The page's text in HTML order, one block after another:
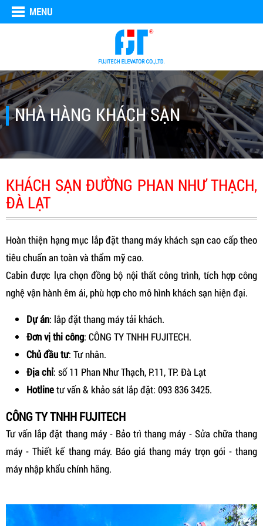
MENU
NHÀ HÀNG KHÁCH SẠN
KHÁCH SẠN ĐƯỜNG PHAN NHƯ THẠCH,
ĐÀ LẠT
Hoàn thiện hạng mục lắp đặt thang máy khách sạn cao cấp theo
tiêu chuẩn an toàn và thẩm mỹ cao.
Cabin được lựa chọn đồng bộ nội thất công trình, tích hợp công
nghệ vận hành êm ái, phù hợp cho mô hình khách sạn hiện đại.
Dự án: lắp đặt thang máy tải khách.
Đơn vị thi công: CÔNG TY TNHH FUJITECH.
Chủ đầu tư: Tư nhân.
Địa chỉ: số 11 Phan Như Thạch, P.11, TP. Đà Lạt
Hotlinetư vấn & khảo sát lắp đặt: 093 836 3425.
CÔNG TY TNHH FUJITECH
Tư vấn lắp đặt thang máy - Bảo trì thang máy - Sửa chữa thang
máy - Thiết kế thang máy. Báo giá thang máy trọn gói - thang
máy nhập khẩu chính hãng.